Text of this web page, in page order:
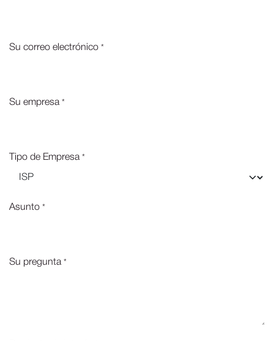
Su correo electrónico *
Su empresa*
Tipo de Empresa*
Asunto *
Su pregunta*